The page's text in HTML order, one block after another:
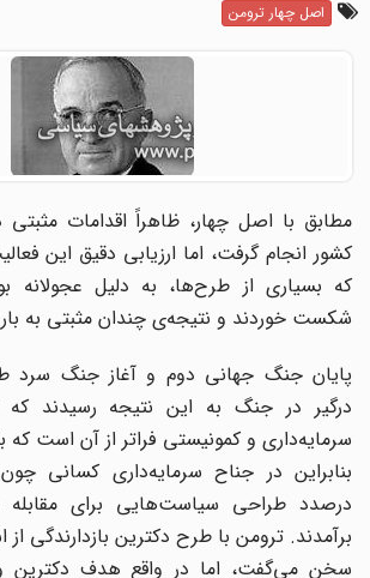
اصل چهار ترومن
مطابق با اصل چهار، ظاهراً اقدامات مثبتی
کشور انجام گرفت، اما ارزیابی دقیق این
که بسیاری از طرح‌ها، به دلیل عجولانه
شکست خوردند و نتیجه‌ی چندان مثبتی به بار
پایان جنگ جهانی دوم و آغاز جنگ سرد
درگیر در جنگ به این نتیجه رسیدند که
سرمایه‌داری و کمونیستی فراتر از آن است که
بنابراین در جناح سرمایه‌داری کسانی
درصدد طراحی سیاست‌‌هایی برای مقابله
برآمدند. ترومن با طرح دکترین بازدارندگی از
سخن می‌‌گفت، اما در واقع هدف دکترین وی،